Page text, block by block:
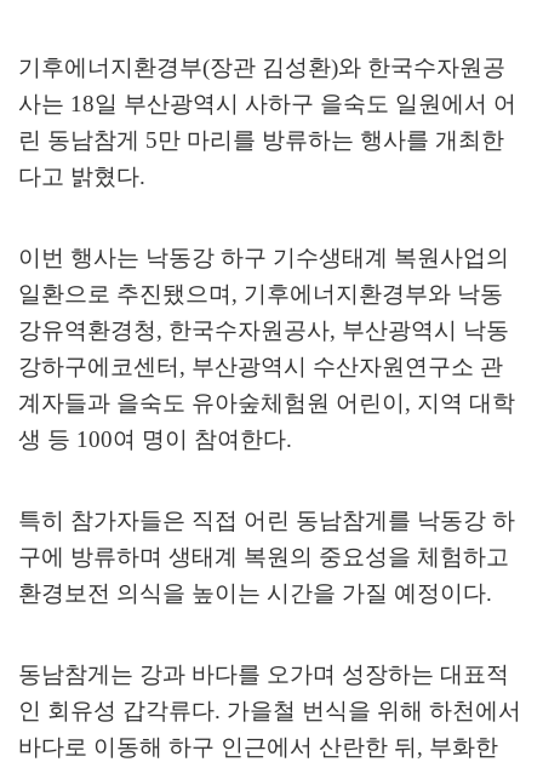
기후에너지환경부(장관 김성환)와 한국수자원공
사는 18일 부산광역시 사하구 을숙도 일원에서 어
린 동남참게 5만 마리를 방류하는 행사를 개최한
다고 밝혔다.
이번 행사는 낙동강 하구 기수생태계 복원사업의
일환으로 추진됐으며 , 기후에너지환경부와 낙동
강유역환경청, 한국수자원공사, 부산광역시 낙동
강하구에코센터 , 부산광역시 수산자원연구소 관
계자들과 을숙도 유아숲체험원 어린이 , 지역 대학
생 등 100여 명이 참여한다.
특히 참가자들은 직접 어린 동남참게를 낙동강 하
구에 방류하며 생태계 복원의 중요성을 체험하고
환경보전 의식을 높이는 시간을 가질 예정이다.
동남참게는 강과 바다를 오가며 성장하는 대표적
인 회유성 갑각류다. 가을철 번식을 위해 하천에서
바다로 이동해 하구 인근에서 산란한 뒤 , 부화한